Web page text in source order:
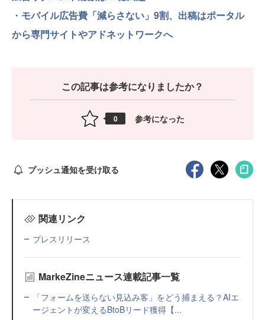
・ モバイル広告費「減らさない」9割、出稿はポータル
から専門サイトやアドネットワークへ
この記事は参考になりましたか？
0 参考になった
プッシュ通知を受け取る
関連リンク
プレスリリース
MarkeZineニュース連載記事一覧
「フォームを送らない見込み客」をどう捕まえる？AIエ
ージェントが変えるBtoBリード獲得【...